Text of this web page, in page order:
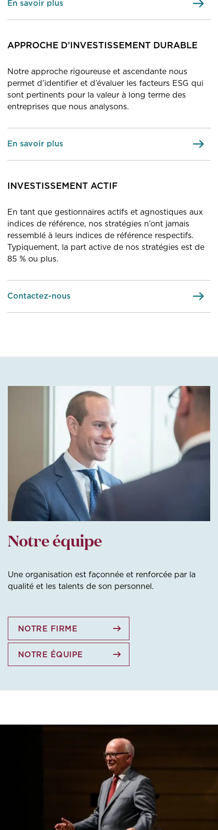
En savoir plus
APPROCHE D’INVESTISSEMENT DURABLE
Notre approche rigoureuse et ascendante nous
permet d’identifier et d’évaluer les facteurs ESG qui
sont pertinents pour la valeur à long terme des
entreprises que nous analysons.
En savoir plus
INVESTISSEMENT ACTIF
En tant que gestionnaires actifs et agnostiques aux
indices de référence, nos stratégies n’ont jamais
ressemblé à leurs indices de référence respectifs.
Typiquement, la part active de nos stratégies est de
85 % ou plus.
Contactez-nous
Notre équipe
Une organisation est façonnée et renforcée par la
qualité et les talents de son personnel.
NOTRE FIRME
NOTRE ÉQUIPE